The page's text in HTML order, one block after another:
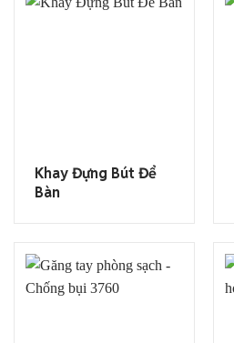
Khay Đựng Bút Để
Bàn